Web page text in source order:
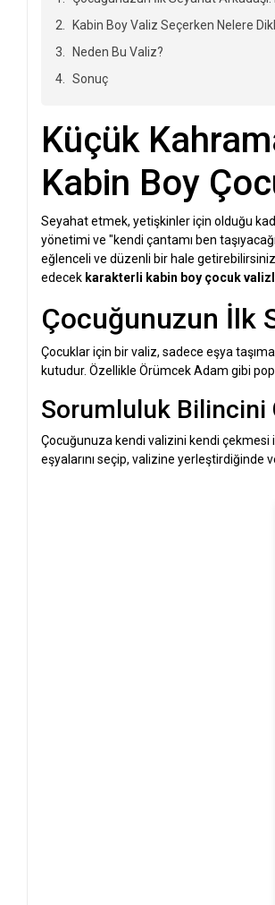
Kabin Boy Valiz Seçerken Nelere
Neden Bu Valiz?
Sonuç
Küçük
Kabin Boy
Seyahat etmek, yetişkinler için olduğu
yönetimi ve "kendi çantamı ben
eğlenceli ve düzenli bir hale
edecek karakterli kabin boy çocuk
Çocuğunuzun İlk
Çocuklar için bir valiz, sadece eşya
kutudur. Özellikle Örümcek Adam gibi
Sorumluluk Bilincini
Çocuğunuza kendi valizini kendi
eşyalarını seçip, valizine yerleştirdiğinde